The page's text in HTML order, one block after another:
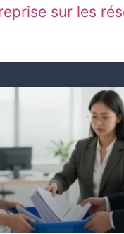
sur les